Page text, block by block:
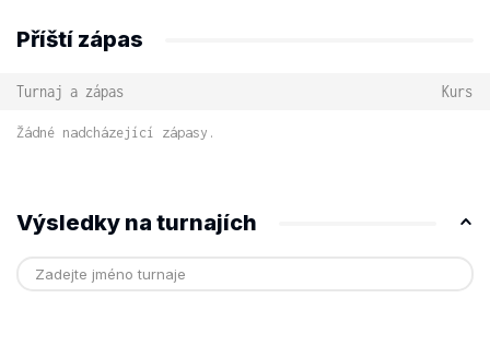
Příští zápas
Turnaj a zápas Kurs
Žádné nadcházející zápasy.
Výsledky na turnajích